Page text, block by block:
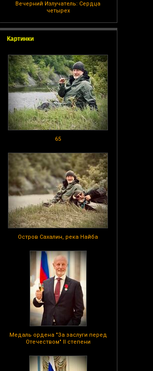
Вечерний Излучатель: Сердца
четырех
Картинки
65
Остров Сахалин, река Найба
Медаль ордена "За заслуги перед
Отечеством" II степени